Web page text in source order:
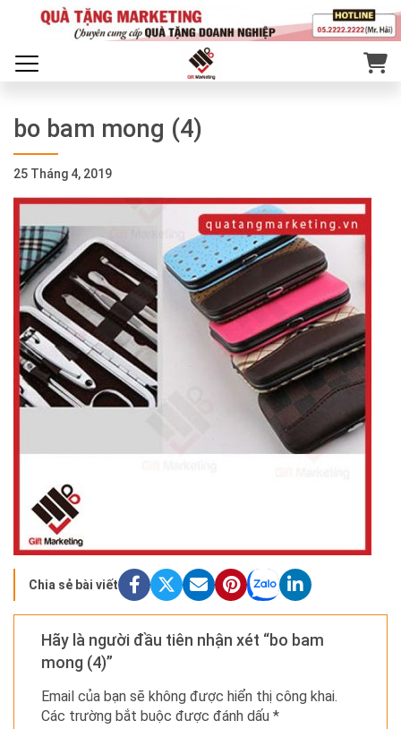
bo bam mong (4)
25 Tháng 4, 2019
Chia sẻ bài viết
Hãy là người đầu tiên nhận xét “bo bam
mong (4)”
Email của bạn sẽ không được hiển thị công khai.
Các trường bắt buộc được đánh dấu *